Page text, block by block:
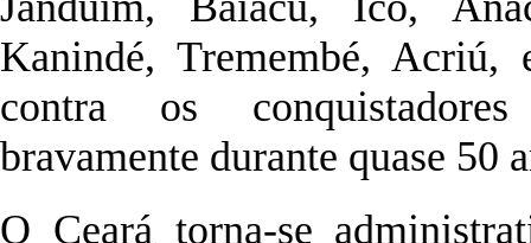
Kanindé, Tremembé,
contra os
bravamente durante quase 50
O Ceará torna-se